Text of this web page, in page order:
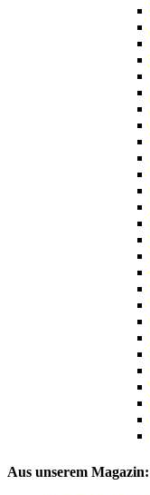
Aus unserem Magazin: